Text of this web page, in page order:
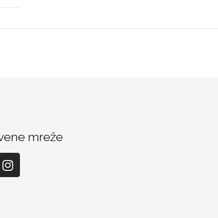
mreže